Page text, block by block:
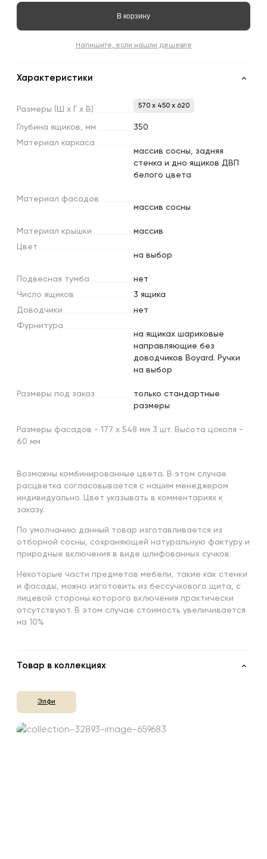
В корзину
Напишите, если нашли дешевле
Характеристики
Размеры (Ш х х В) 570 x 450 x 620
Глубина ящиков, мм
350
Материал каркаса
массив сосны, задняя
стенка и дно ящиков ДВП
белого цвета
Материал фасадов
массив сосны
Материал крышки
массив
Цвет
на выбор
Подвесная тумба
нет
Число ящиков
3 ящика
Доводчики
нет
Фурнитура
на ящиках шариковые
направляющие без
доводчиков Boyard. Ручки
на выбор
Размеры под заказ
только стандартные
размеры
Размеры фасадов - 177 х 548 мм 3 шт. Высота цоколя -
60 мм
Возможны комбинированные цвета. В этом случае
расцветка согласовывается с нашим менеджером
индивидуально. Цвет указывать в комментариях к
заказу.
По умолчанию данный товар изготавливается из
отборной сосны, сохраняющей натуральную фактуру и
природные включения в виде шлифованных сучков.
Некоторые части предметов мебели, такие как стенки
и фасады, можно изготовить из бессучкового щита, с
лицевой стороны которого включения практически
отсутствуют. В этом случае стоимость увеличивается
на 10%
Товар в коллекциях
Элфи